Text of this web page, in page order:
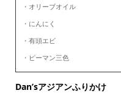
・オリーブオイル
・にんにく
・有頭エビ
・ピーマン三色
Dan’sアジアンふりかけ